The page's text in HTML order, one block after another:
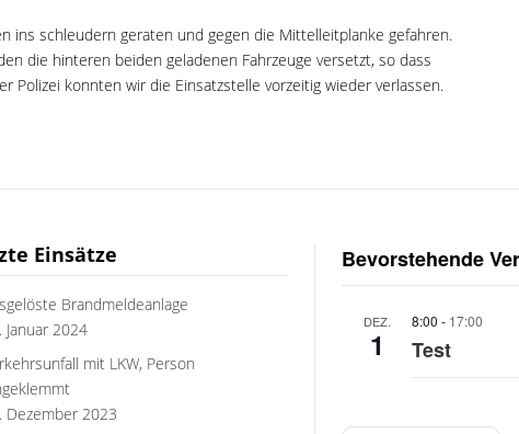
ins schleudern geraten und gegen die Mittelleitplanke gefahren.
die hinteren beiden geladenen Fahrzeuge versetzt, so dass
Polizei konnten wir die Einsatzstelle vorzeitig wieder verlassen.
Einsätze
Brandmeldeanlage
Januar 2024
mit LKW, Person
Dezember 2023
Bevorstehende
DEZ.
1
8:00 - 17:00
Test